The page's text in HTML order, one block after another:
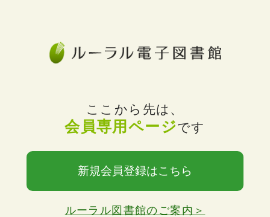
ここから先は、
会員専用ページです
新規会員登録はこちら
ルーラル図書館のご案内＞